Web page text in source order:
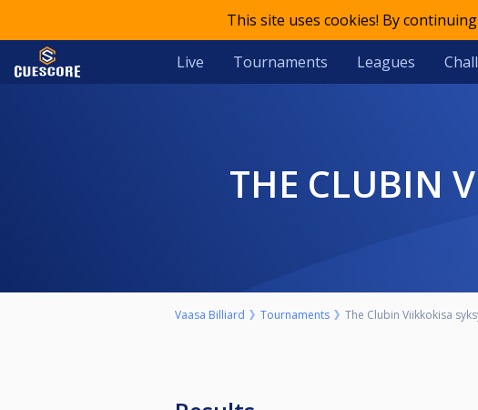
This site uses cookies! By
Live Tournaments Leagues
THE CLUBIN
Vaasa Billiard Tournaments The Clubin Viikkokisa